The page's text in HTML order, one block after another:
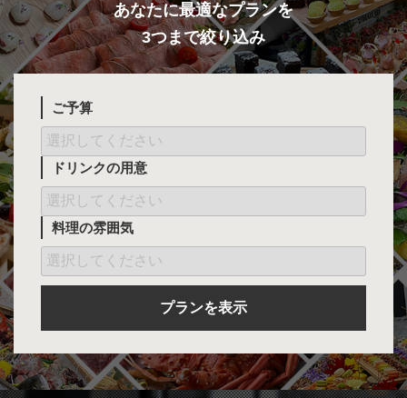
あなたに最適なプランを
3つまで絞り込み
ご予算
ドリンクの用意
料理の雰囲気
プランを表示